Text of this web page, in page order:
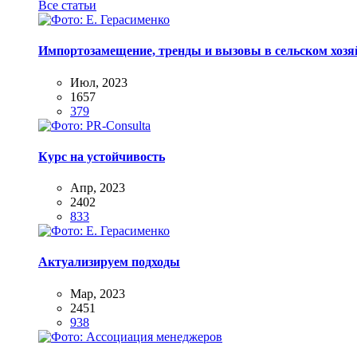
Все статьи
Импортозамещение, тренды и вызовы в сельском
Июл, 2023
1657
379
Курс на устойчивость
Апр, 2023
2402
833
Актуализируем подходы
Мар, 2023
2451
938